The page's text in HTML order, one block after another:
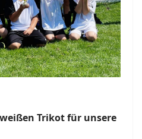
Trikot für unsere